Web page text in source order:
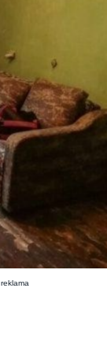
reklama